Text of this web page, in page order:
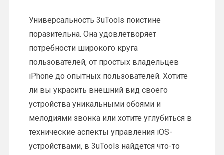
Универсальность 3uTools поистине
поразительна. Она удовлетворяет
потребности широкого круга
пользователей, от простых владельцев
iPhone до опытных пользователей. Хотите
ли вы украсить внешний вид своего
устройства уникальными обоями и
мелодиями звонка или хотите углубиться в
технические аспекты управления iOS-
устройствами, в 3uTools найдется что-то